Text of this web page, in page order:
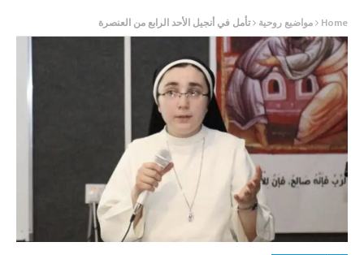
Home مواضيع روحية تأمل في أنجيل الأحد الرابع من العنصرة